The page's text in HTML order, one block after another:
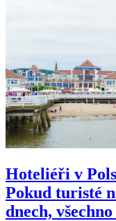
Hoteliéři v
Pokud turisté
dnech,